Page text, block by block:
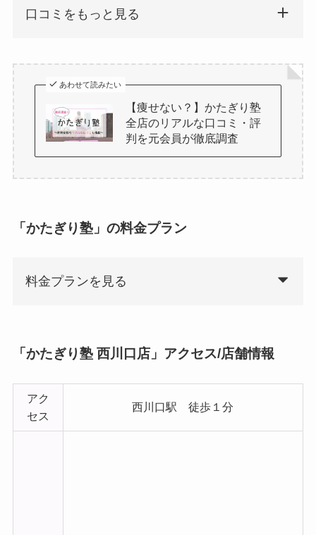
口コミをもっと見る
あわせて読みたい
【痩せない？】かたぎり塾
全店のリアルな口コミ・評
判を元会員が徹底調査
「かたぎり塾」の料金プラン
料金プランを見る
「かたぎり塾 西川口店」アクセス/店舗情報
アク
セス
西川口駅 徒歩１分